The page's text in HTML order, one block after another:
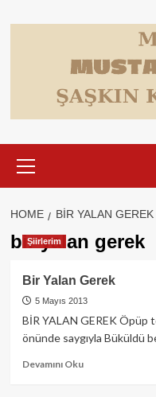
to
Menu
HOME BIR YALAN GEREK
bir yalan gerek
Şiirlerim
Bir Yalan Gerek
5 Mayıs 2013
BİR YALAN GEREK Öpüp
önünde saygıyla Büküldü
Devamını OkuRead